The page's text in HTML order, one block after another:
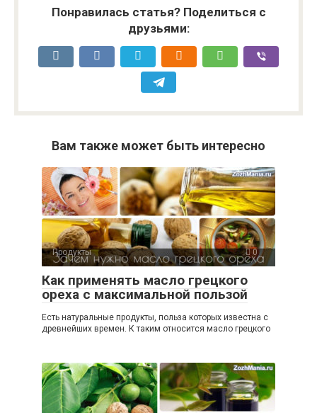
Понравилась статья? Поделиться с
друзьями:
Вам также может быть интересно
Продукты 0
Как применять масло грецкого
ореха с максимальной пользой
Есть натуральные продукты, польза которых известна с
древнейших времен. К таким относится масло грецкого